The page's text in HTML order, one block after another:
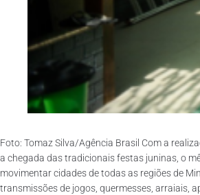
Foto: Tomaz Silva/Agência Brasil Com a
a chegada das tradicionais festas juninas, o
movimentar cidades de todas as regiões de
transmissões de jogos, quermesses, arraiais,